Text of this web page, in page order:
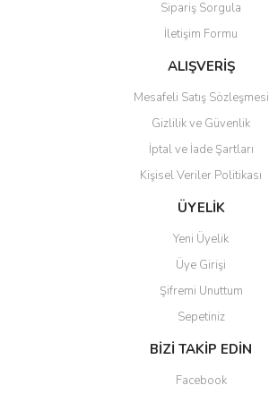
Ürün bilgilerinde hatalar bulunuyor.
Ürün fiyatı diğer sitelerden daha pahalı.
Bu ürüne benzer farklı alternatifler olmalı.
Gönder
Sipariş Sorgula
İletişim Formu
ALIŞVERİŞ
Mesafeli Satış Sözleşmesi
Gizlilik ve Güvenlik
İptal ve İade Şartları
Kişisel Veriler Politikası
ÜYELİK
Yeni Üyelik
Üye Girişi
Şifremi Unuttum
Sepetiniz
BİZİ TAKİP EDİN
Facebook